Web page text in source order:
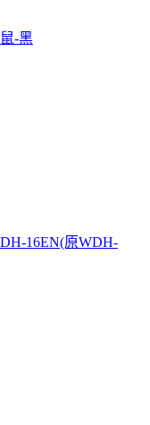
-黑
16EN(原WDH-